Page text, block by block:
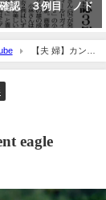
確認 ３例目 ノド
【夫 婦】カンム
eagle